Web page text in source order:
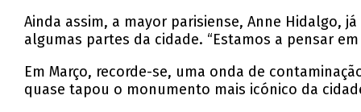
Ainda assim, a mayor parisiense, Anne Hidalgo,
algumas partes da cidade. “Estamos a pensar
Em Março, recorde-se, uma onda de
quase tapou o monumento mais icónico da